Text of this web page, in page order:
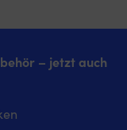
– jetzt auch